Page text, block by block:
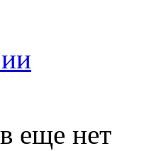
еще нет